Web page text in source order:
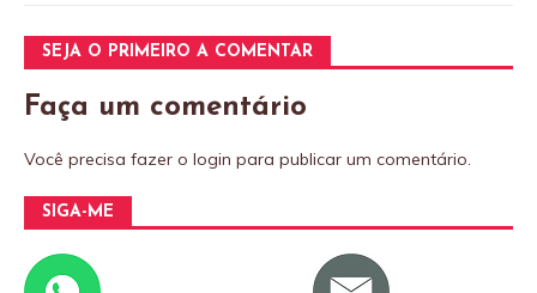
SEJA O PRIMEIRO A COMENTAR
Faça um comentário
Você precisa fazer o login para publicar um comentário.
SIGA-ME